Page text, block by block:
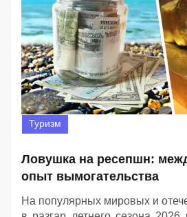
Туризм
Ловушка на ресепшн:
опыт вымогательства
На популярных мировых и